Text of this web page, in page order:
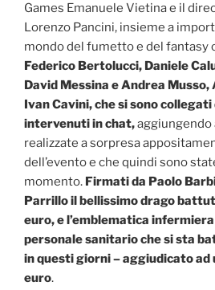
Games Emanuele Vietina e il
Lorenzo Pancini, insieme a
mondo del fumetto e del fantasy
Federico Bertolucci, Daniele
David Messina e Andrea Musso,
Ivan Cavini,che si sono collegati
intervenuti in chat,aggiungendo
realizzate a sorpresa
dell’evento e che quindi sono
momento. Firmati da Paolo
Parrillo il bellissimo drago
euro, e l’emblematica
personale sanitario che si sta
in questi giorni – aggiudicato ad
euro.